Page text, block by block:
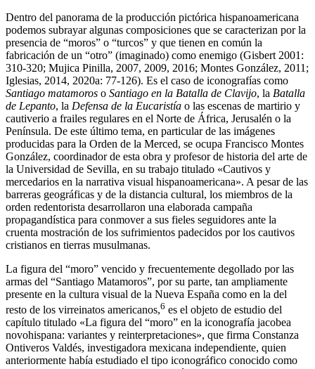
Dentro del panorama de la producción pictórica hispanoamericana
podemos subrayar algunas composiciones que se caracterizan por la
presencia de “moros” o “turcos” y que tienen en común la
fabricación de un “otro” (imaginado) como enemigo (Gisbert 2001:
310-320; Mujica Pinilla, 2007, 2009, 2016; Montes González, 2011;
Iglesias, 2014, 2020a: 77-126). Es el caso de iconografías como
Santiago matamoros o Santiago en la Batalla de Clavijo, la Batalla
de Lepanto, la Defensa de la Eucaristía o las escenas de martirio y
cautiverio a frailes regulares en el Norte de África, Jerusalén o la
Península. De este último tema, en particular de las imágenes
producidas para la Orden de la Merced, se ocupa Francisco Montes
González, coordinador de esta obra y profesor de historia del arte de
la Universidad de Sevilla, en su trabajo titulado «Cautivos y
mercedarios en la narrativa visual hispanoamericana». A pesar de las
barreras geográficas y de la distancia cultural, los miembros de la
orden redentorista desarrollaron una elaborada campaña
propagandística para conmover a sus fieles seguidores ante la
cruenta mostración de los sufrimientos padecidos por los cautivos
cristianos en tierras musulmanas.
La figura del “moro” vencido y frecuentemente degollado por las
armas del “Santiago Matamoros”, por su parte, tan ampliamente
presente en la cultura visual de la Nueva España como en la del
resto de los virreinatos americanos,6 es el objeto de estudio del
capítulo titulado «La figura del “moro” en la iconografía jacobea
novohispana: variantes y reinterpretaciones», que firma Constanza
Ontiveros Valdés, investigadora mexicana independiente, quien
anteriormente había estudiado el tipo iconográfico conocido como